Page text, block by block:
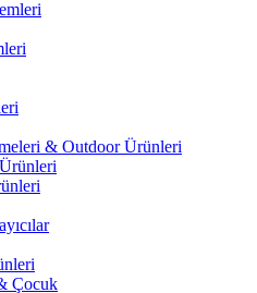
& Outdoor Ürünleri
Çocuk